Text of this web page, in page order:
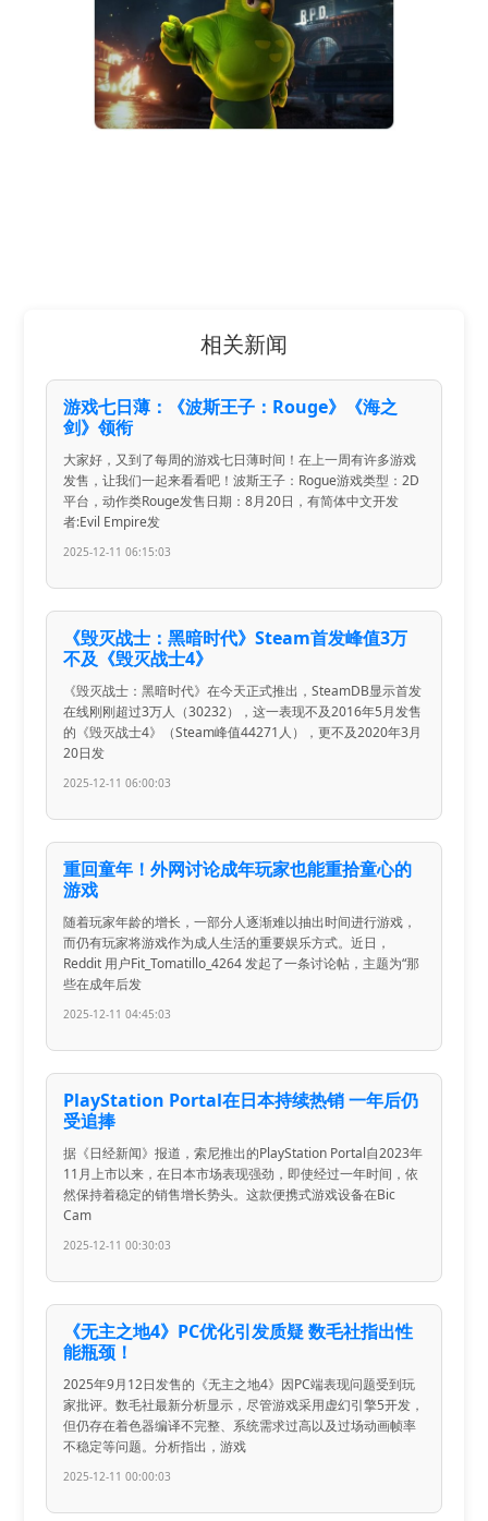
相关新闻
游戏七日薄：《波斯王子：Rouge》《海之
剑》领衔
大家好，又到了每周的游戏七日薄时间！在上一周有许多游戏
发售，让我们一起来看看吧！波斯王子：Rogue游戏类型：2D
平台，动作类Rouge发售日期：8月20日，有简体中文开发
者:Evil Empire发
2025-12-11 06:15:03
《毁灭战士：黑暗时代》Steam首发峰值3万
不及《毁灭战士4》
《毁灭战士：黑暗时代》在今天正式推出，SteamDB显示首发
在线刚刚超过3万人（30232），这一表现不及2016年5月发售
的《毁灭战士4》（Steam峰值44271人），更不及2020年3月
20日发
2025-12-11 06:00:03
重回童年！外网讨论成年玩家也能重拾童心的
游戏
随着玩家年龄的增长，一部分人逐渐难以抽出时间进行游戏，
而仍有玩家将游戏作为成人生活的重要娱乐方式。近日，
Reddit 用户Fit_Tomatillo_4264 发起了一条讨论帖，主题为“那
些在成年后发
2025-12-11 04:45:03
PlayStation Portal在日本持续热销 一年后仍
受追捧
据《日经新闻》报道，索尼推出的PlayStation Portal自2023年
11月上市以来，在日本市场表现强劲，即使经过一年时间，依
然保持着稳定的销售增长势头。这款便携式游戏设备在Bic
Cam
2025-12-11 00:30:03
《无主之地4》PC优化引发质疑 数毛社指出性
能瓶颈！
2025年9月12日发售的《无主之地4》因PC端表现问题受到玩
家批评。数毛社最新分析显示，尽管游戏采用虚幻引擎5开发，
但仍存在着色器编译不完整、系统需求过高以及过场动画帧率
不稳定等问题。分析指出，游戏
2025-12-11 00:00:03